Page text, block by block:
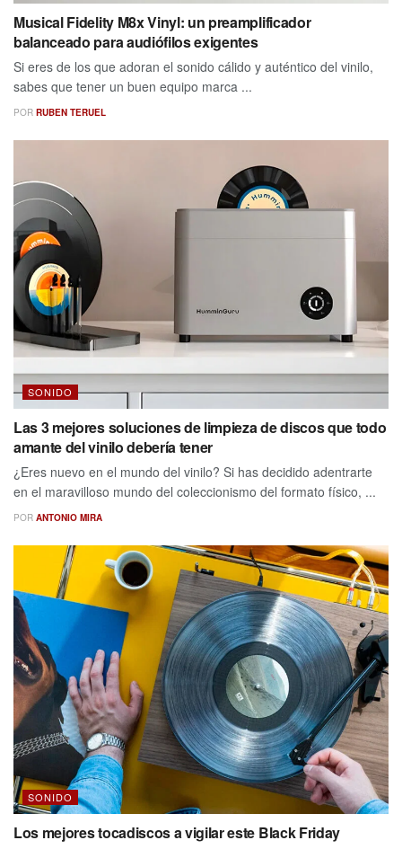
Musical Fidelity M8x Vinyl: un preamplificador
balanceado para audiófilos exigentes
Si eres de los que adoran el sonido cálido y auténtico del vinilo,
sabes que tener un buen equipo marca ...
POR RUBEN TERUEL
SONIDO
Las 3 mejores soluciones de limpieza de discos que todo
amante del vinilo debería tener
¿Eres nuevo en el mundo del vinilo? Si has decidido adentrarte
en el maravilloso mundo del coleccionismo del formato físico, ...
POR ANTONIO MIRA
SONIDO
Los mejores tocadiscos a vigilar este Black Friday